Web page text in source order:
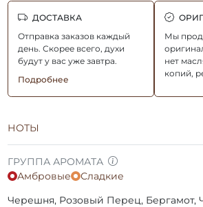
НОТЫ
ГРУППА АРОМАТА
Амбровые
Сладкие
Черешня, Розовый Перец, Бергамот,
ДОСТАВКА
Отправка заказов каждый
день. Скорее всего, духи
будут у вас уже завтра.
Подробнее
Мы
нет
копий,